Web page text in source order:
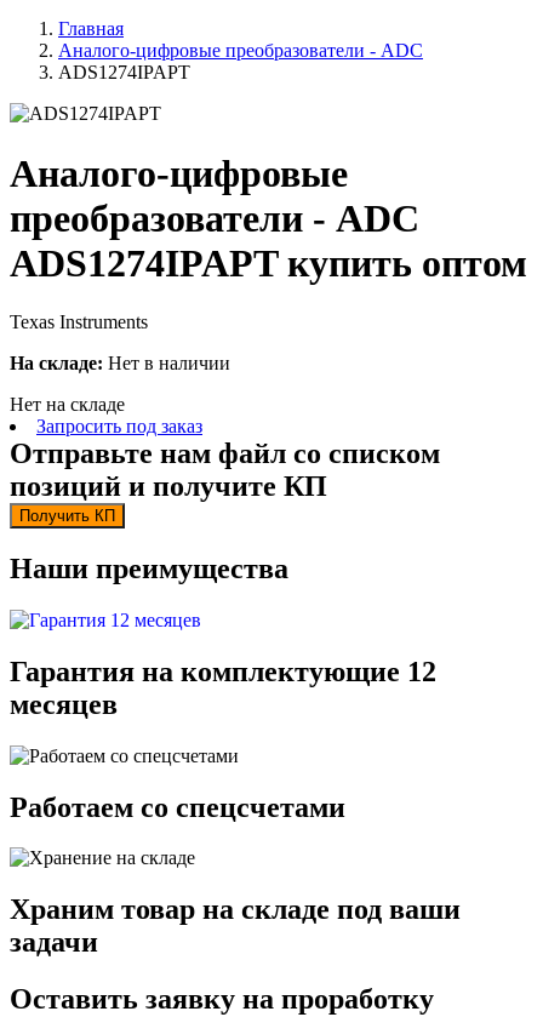
Главная
Аналого-цифровые преобразователи - ADC
ADS1274IPAPT
Аналого-цифровые
преобразователи - ADC
ADS1274IPAPT купить оптом
Texas Instruments
На складе: Нет в наличии
Нет на складе
Запросить под заказ
Отправьте нам файл со списком
позиций и получите КП
Получить КП
Наши преимущества
Гарантия на комплектующие 12
месяцев
Работаем со спецсчетами
Храним товар на складе под ваши
задачи
Оставить заявку на проработку